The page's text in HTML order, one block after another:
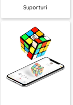
Suporturi